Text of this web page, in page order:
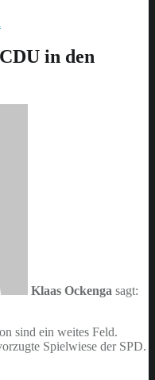
in den
Klaas Ockenga sagt:
sind ein weites Feld.
Spielwiese der SPD.